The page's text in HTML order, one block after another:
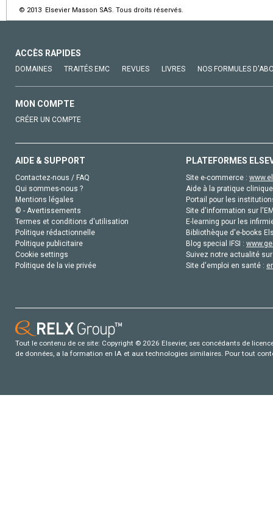
© 2013 Elsevier Masson SAS. Tous droits réservés.
ACCÈS RAPIDES
DOMAINES TRAITÉS EMC REVUES LIVRES NOS FORMULES
MON COMPTE
CRÉER UN COMPTE
AIDE & SUPPORT
Contactez-nous / FAQ
Qui sommes-nous ?
Mentions légales
© - Avertissements
Termes et conditions d'utilisation
Politique rédactionnelle
Politique publicitaire
Cookie settings
Politique de la vie privée
PLATEFORMES
Site e-commerce :
Aide à la pratique
Portail pour les
Site d'information sur
E-learning pour les
Bibliothèque d'e-books
Blog special IFSI :
Suivez notre actualité
Site d'emploi en santé :
Tout le contenu de ce site: Copyright © 2026 Elsevier, ses concédants de
de données, a la formation en IA et aux technologies similaires. Pour tout